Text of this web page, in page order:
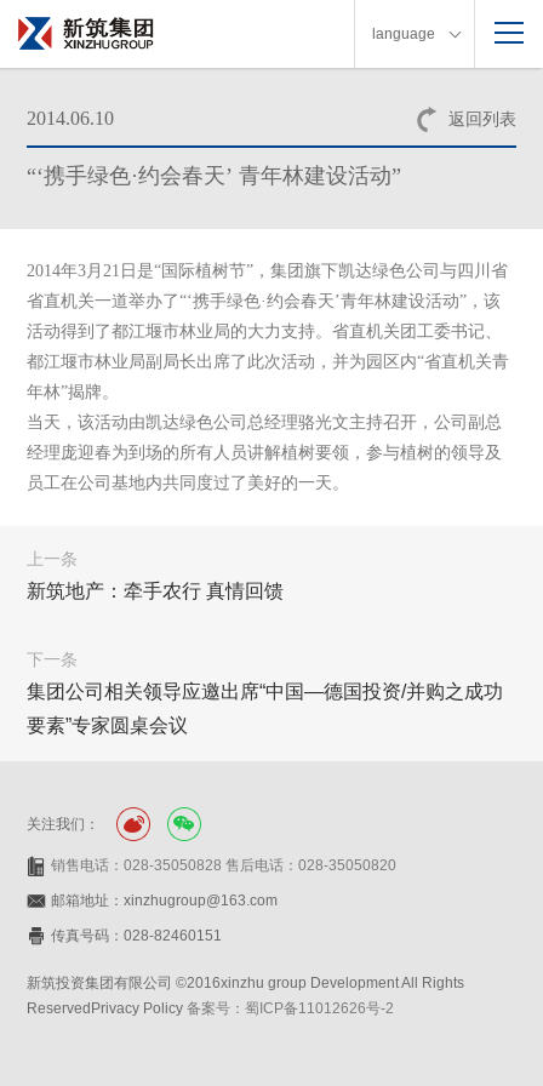
language
返回列表
2014.06.10
“‘携手绿色·约会春天’ 青年林建设活动”
2014年3月21 日是“国际植树节”，集团旗下凯达绿色公司与四川省
省直机关一道举办了“‘携手绿色·约会春天’青年林建设活动” ，该
活动得到了都江堰市林业局的大力支持。省直机关团工委书记、
都江堰市林业局副局长出席了此次活动，并为园区内“省直机关青
年林”揭牌。
当天，该活动由凯达绿色公司总经理骆光文主持召开，公司副总
经理庞迎春为到场的所有人员讲解植树要领，参与植树的领导及
员工在公司基地内共同度过了美好的一天。
上一条
新筑地产：牵手农行 真情回馈
下一条
集团公司相关领导应邀出席“中国—德国投资/并购之成功
要素”专家圆桌会议
关注我们：
销售电话：028-35050828 售后电话：028-35050820
邮箱地址：xinzhugroup@163.com
传真号码：028-82460151
新筑投资集团有限公司 ©2016xinzhu group Development All Rights
ReservedPrivacy Policy备案号：蜀ICP备11012626号-2